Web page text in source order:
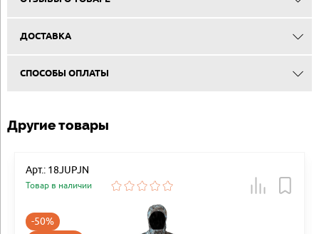
ДОСТАВКА
СПОСОБЫ ОПЛАТЫ
Другие товары
Арт.: 18JUPJN
Товар в наличии
-50%